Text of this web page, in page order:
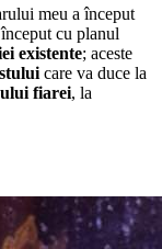
meu a început
cu planul
existente; aceste
care va duce la
fiarei, la